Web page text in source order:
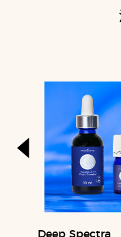
Deep Spectra